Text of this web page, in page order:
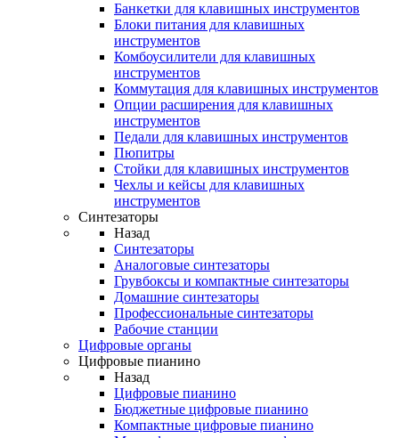
Банкетки для клавишных инструментов
Блоки питания для клавишных
инструментов
Комбоусилители для клавишных
инструментов
Коммутация для клавишных инструментов
Опции расширения для клавишных
инструментов
Педали для клавишных инструментов
Пюпитры
Стойки для клавишных инструментов
Чехлы и кейсы для клавишных
инструментов
Синтезаторы
Назад
Синтезаторы
Аналоговые синтезаторы
Грувбоксы и компактные синтезаторы
Домашние синтезаторы
Профессиональные синтезаторы
Рабочие станции
Цифровые органы
Цифровые пианино
Назад
Цифровые пианино
Бюджетные цифровые пианино
Компактные цифровые пианино